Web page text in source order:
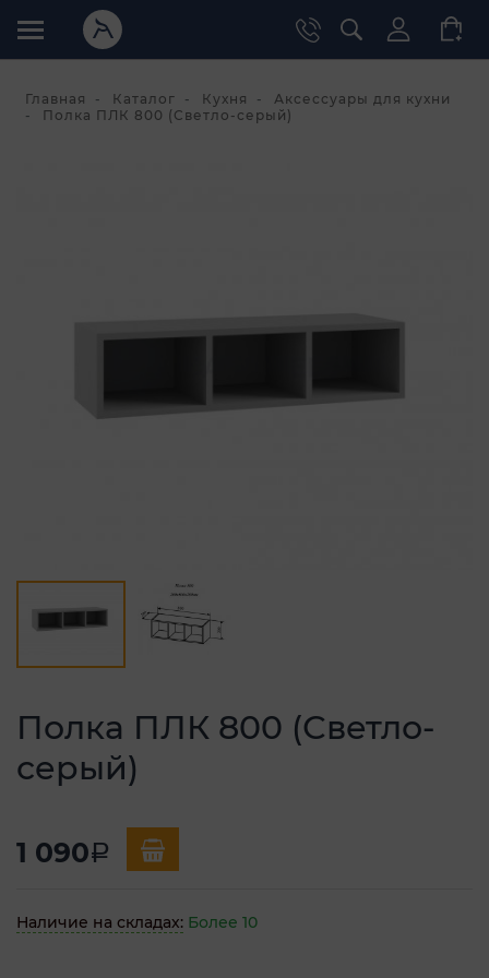
Главная Каталог Кухня
Аксессуары для кухни
Полка ПЛК 800 (Светло-серый)
Полка ПЛК 800 (Светло-
серый)
1 090a
Наличие на складах: Более 10